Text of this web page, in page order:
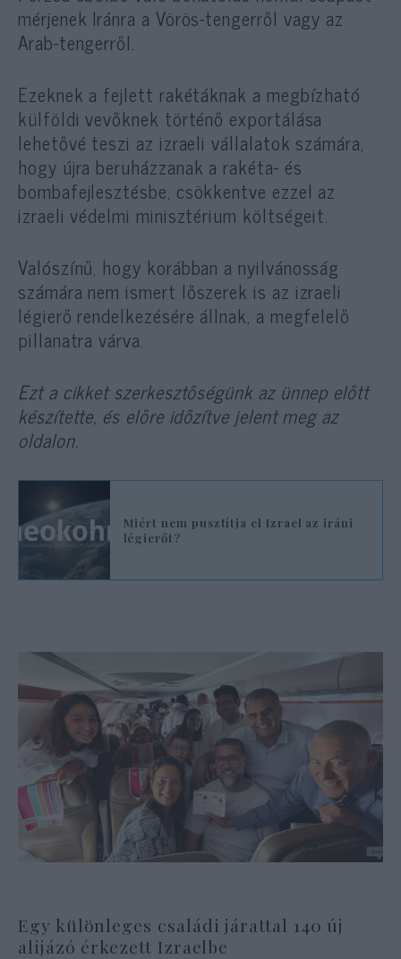
mérjenek Iránra a Vörös-tengerről vagy az
Arab-tengerről.
Ezeknek a fejlett rakétáknak a megbízható
külföldi vevőknek történő exportálása
lehetővé teszi az izraeli vállalatok számára,
hogy újra beruházzanak a rakéta- és
bombafejlesztésbe, csökkentve ezzel az
izraeli védelmi minisztérium költségeit.
Valószínű, hogy korábban a nyilvánosság
számára nem ismert lőszerek is az izraeli
légierő rendelkezésére állnak, a megfelelő
pillanatra várva.
Ezt a cikket szerkesztőségünk az ünnep előtt
készítette, és előre időzítve jelent meg az
oldalon.
Miért nem pusztítja el Izrael az iráni
légierőt?
Egy különleges családi járattal 140 új
alijázó érkezett Izraelbe